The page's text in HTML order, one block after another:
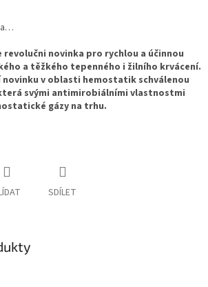
revolučni novinka pro rychlou a účinnou
a těžkého tepenného i žilního krvácení.
v oblasti hemostatik schválenou
svými antimirobiálními vlastnostmi
gázy na trhu.
SDÍLET